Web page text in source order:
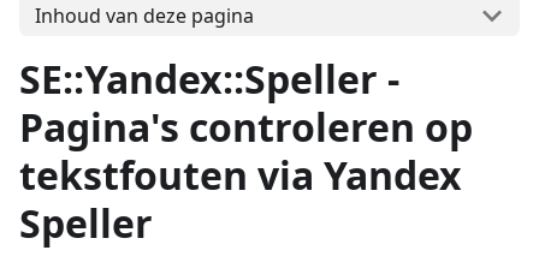
Inhoud van deze pagina
SE::Yandex::Speller -
Pagina's controleren op
tekstfouten via Yandex
Speller